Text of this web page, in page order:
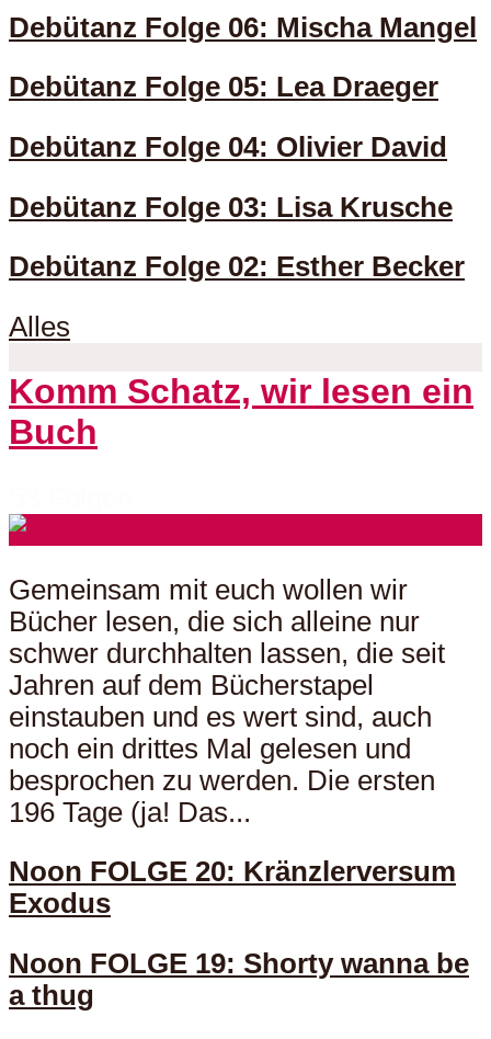
Debütanz Folge 06: Mischa Mangel
Debütanz Folge 05: Lea Draeger
Debütanz Folge 04: Olivier David
Debütanz Folge 03: Lisa Krusche
Debütanz Folge 02: Esther Becker
Alles
Komm Schatz, wir lesen ein
Buch
Gemeinsam mit euch wollen wir
Bücher lesen, die sich alleine nur
schwer durchhalten lassen, die seit
Jahren auf dem Bücherstapel
einstauben und es wert sind, auch
noch ein drittes Mal gelesen und
besprochen zu werden. Die ersten
196 Tage (ja! Das...
Noon FOLGE 20: Kränzlerversum
Exodus
Noon FOLGE 19: Shorty wanna be
a thug